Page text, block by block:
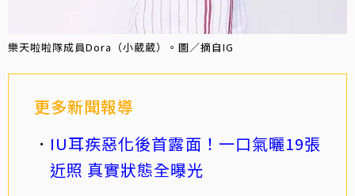
樂天啦啦隊成員Dora（小葳葳）。圖／摘自IG
更多新聞報導
IU耳疾惡化後首露面！一口氣曬19張
近照 真實狀態全曝光